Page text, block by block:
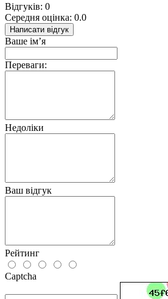
Відгуків: 0
Середня оцінка: 0.0
Написати відгук
Ваше ім’я
Переваги:
Недоліки
Ваш відгук
Рейтинг
Captcha